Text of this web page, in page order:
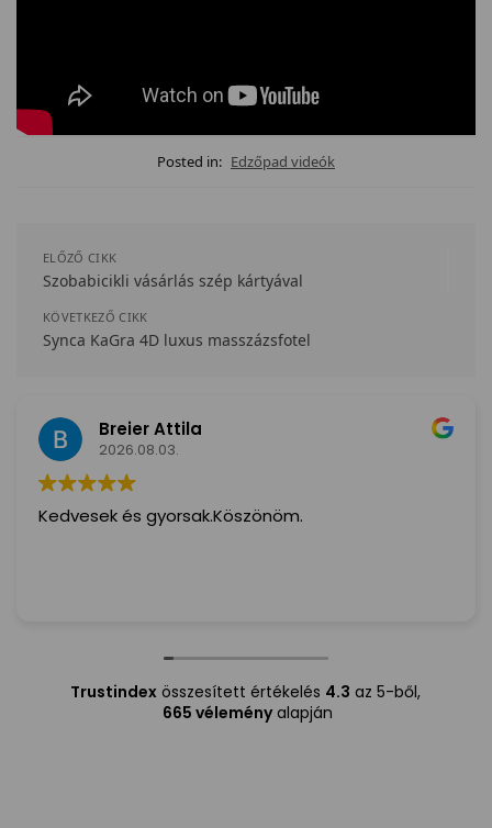
Posted in: Edzőpad videók
ELŐZŐ CIKK
Szobabicikli vásárlás szép kártyával
KÖVETKEZŐ CIKK
Synca KaGra 4D luxus masszázsfotel
Breier Attila
2026.08.03.
Kedvesek és gyorsak.Köszönöm.
Trustindexösszesített értékelés 4.3 az 5-ből,
665 véleményalapján